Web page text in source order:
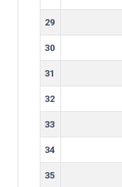
29
30
31
32
33
34
35